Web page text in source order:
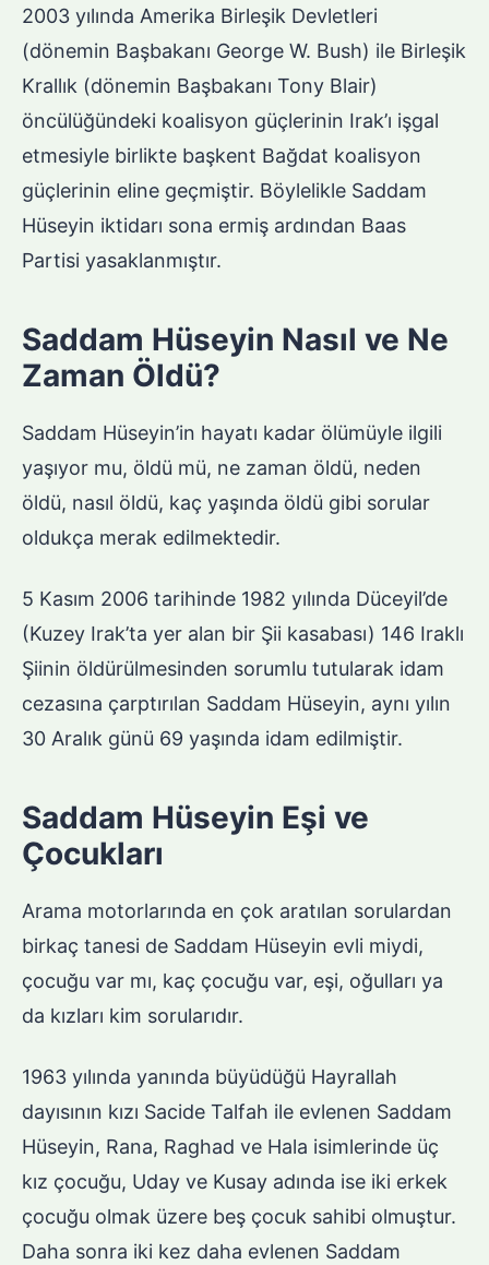
2003 yılında Amerika Birleşik Devletleri
(dönemin Başbakanı George W. Bush) ile Birleşik
Krallık (dönemin Başbakanı Tony Blair)
öncülüğündeki koalisyon güçlerinin Irak’ı işgal
etmesiyle birlikte başkent Bağdat koalisyon
güçlerinin eline geçmiştir. Böylelikle Saddam
Hüseyin iktidarı sona ermiş ardından Baas
Partisi yasaklanmıştır.
Saddam Hüseyin Nasıl ve Ne
Zaman Öldü?
Saddam Hüseyin’in hayatı kadar ölümüyle ilgili
yaşıyor mu, öldü mü, ne zaman öldü, neden
öldü, nasıl öldü, kaç yaşında öldü gibi sorular
oldukça merak edilmektedir.
5 Kasım 2006 tarihinde 1982 yılında Düceyil’de
(Kuzey Irak’ta yer alan bir Şii kasabası) 146 Iraklı
Şiinin öldürülmesinden sorumlu tutularak idam
cezasına çarptırılan Saddam Hüseyin, aynı yılın
30 Aralık günü 69 yaşında idam edilmiştir.
Saddam Hüseyin Eşi ve
Çocukları
Arama motorlarında en çok aratılan sorulardan
birkaç tanesi de Saddam Hüseyin evli miydi,
çocuğu var mı, kaç çocuğu var, eşi, oğulları ya
da kızları kim sorularıdır.
1963 yılında yanında büyüdüğü Hayrallah
dayısının kızı Sacide Talfah ile evlenen Saddam
Hüseyin, Rana, Raghad ve Hala isimlerinde üç
kız çocuğu, Uday ve Kusay adında ise iki erkek
çocuğu olmak üzere beş çocuk sahibi olmuştur.
Daha sonra iki kez daha evlenen Saddam